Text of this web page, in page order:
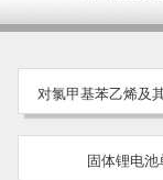
对氯甲基苯乙烯及
固体锂电池